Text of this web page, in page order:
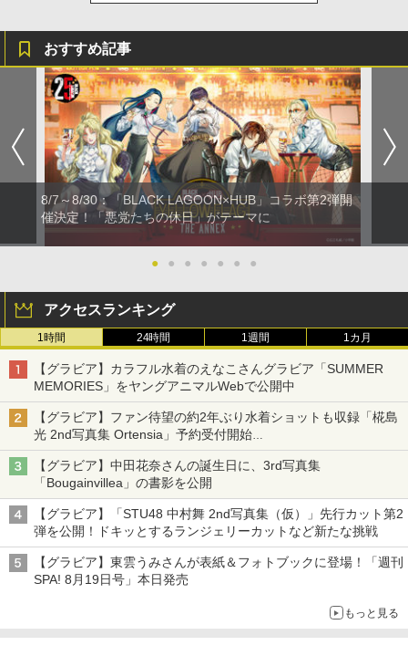
おすすめ記事
8/7～8/30：「BLACK LAGOON×HUB」コラボ第2弾開
催決定！「悪党たちの休日」がテーマに
● ● ● ● ● ● ●
アクセスランキング
1時間 24時間 1週間 1カ月
【グラビア】カラフル水着のえなこさんグラビア「SUMMER
MEMORIES」をヤングアニマルWebで公開中
【グラビア】ファン待望の約2年ぶり水着ショットも収録「椛島
光 2nd写真集 Ortensia」予約受付開始
10月30日発売
【グラビア】中田花奈さんの誕生日に、3rd写真集
「Bougainvillea」の書影を公開
【グラビア】「STU48 中村舞 2nd写真集（仮）」先行カット第2
弾を公開！ドキッとするランジェリーカットなど新たな挑戦
【グラビア】東雲うみさんが表紙＆フォトブックに登場！「週刊
SPA! 8月19日号」本日発売
もっと見る